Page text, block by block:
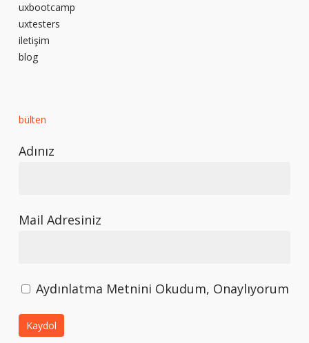
uxbootcamp
uxtesters
iletişim
blog
bülten
Adınız
Mail Adresiniz
Aydınlatma Metnini Okudum, Onaylıyorum